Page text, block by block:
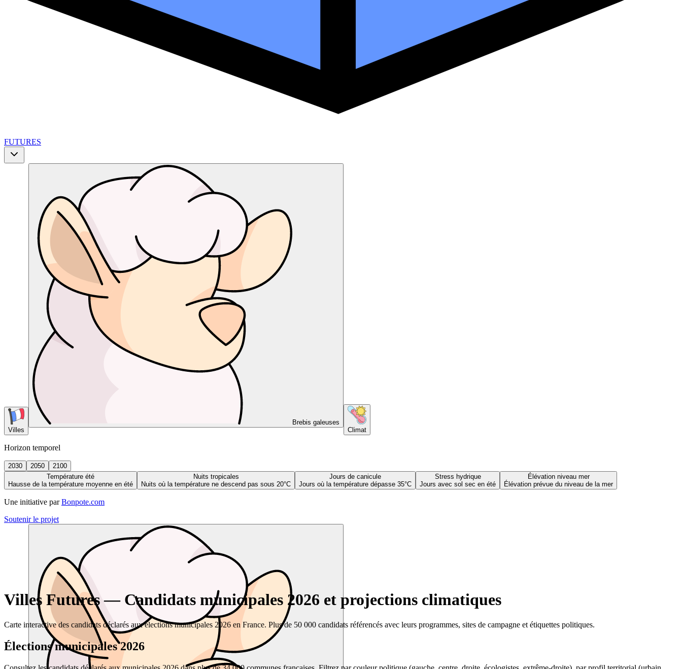
FUTURES
Villes
Brebis galeuses
Climat
Horizon temporel
2030 2050
2100
Température été
Hausse de la température moyenne en été
Nuits tropicales
Nuits où la température ne descend pas sous 20°C
Jours de canicule
Jours où la température dépasse 35°C
Stress hydrique
Jours avec sol sec en été
Élévation niveau mer
Élévation prévue du niveau de la mer
Une initiative par Bonpote.com
Soutenir le projet
Villes Futures — Candidats municipales 2026 et projections climatiques
Carte interactive des candidats déclarés aux élections municipales 2026 en France. Plus de 50 000 candidats référencés avec leurs programmes, sites de campagne et étiquettes politiques.
Élections municipales 2026